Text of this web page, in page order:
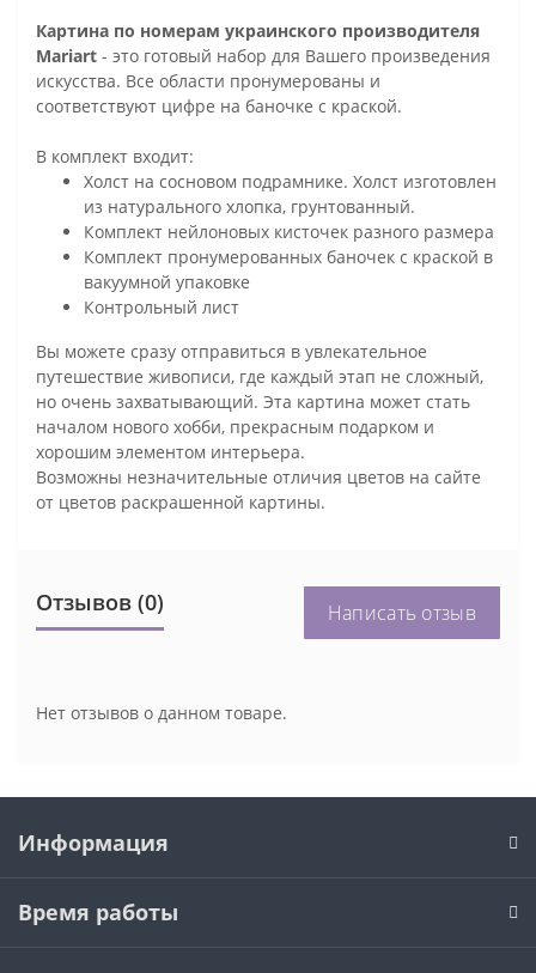
Картина по номерам украинского производителя
Mariart - это готовый набор для Вашего произведения
искусства. Все области пронумерованы и
соответствуют цифре на баночке с краской.
В комплект входит:
Холст на сосновом подрамнике. Холст изготовлен
из натурального хлопка, грунтованный.
Комплект нейлоновых кисточек разного размера
Комплект пронумерованных баночек с краской в
вакуумной упаковке
Контрольный лист
Вы можете сразу отправиться в увлекательное
путешествие живописи, где каждый этап не сложный,
но очень захватывающий. Эта картина может стать
началом нового хобби, прекрасным подарком и
хорошим элементом интерьера.
Возможны незначительные отличия цветов на сайте
от цветов раскрашенной картины.
Отзывов (0) Написать отзыв
Нет отзывов о данном товаре.
Информация
Время работы